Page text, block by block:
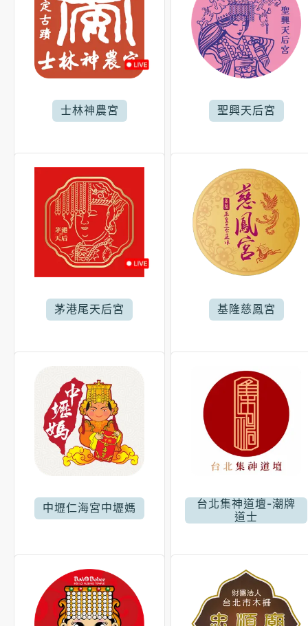
士林神農宮 聖興天后宮
茅港尾天后宮 基隆慈鳳宮
中壢仁海宮中壢媽
台北集神道壇-潮牌
道士